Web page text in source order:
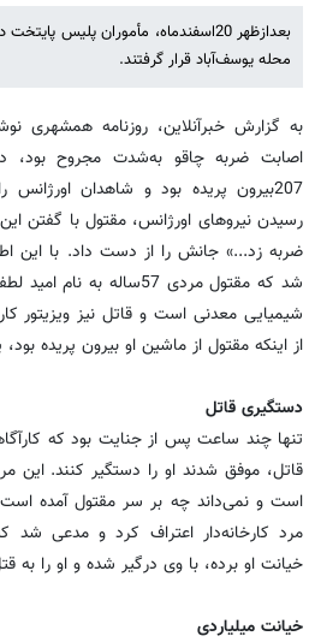
بعدازظهر 20اسفندماه، مأموران پلیس
محله یوسف‌آباد قرار گرفتند.
به گزارش خبرآنلاین، روزنامه همشهری
اصابت ضربه چاقو به‌شدت مجروح بود،
207بیرون پریده بود و شاهدان
رسیدن نیروهای اورژانس، مقتول با گفتن
ضربه زد...» جانش را از دست داد. با این
شد که مقتول مردی 57ساله
شیمیایی معدنی است و قاتل نیز ویزیتور
از اینکه مقتول از ماشین او بیرون پریده بود،
دستگیری قاتل
تنها چند ساعت پس از جنایت بود که
قاتل، موفق شدند او را دستگیر کنند. این
است و نمی‌داند چه بر سر مقتول آمده
مرد کارخانه‌دار اعتراف کرد و مدعی
خیانت او برده، با وی درگیر شده و او را به
خیانت میلیاردی